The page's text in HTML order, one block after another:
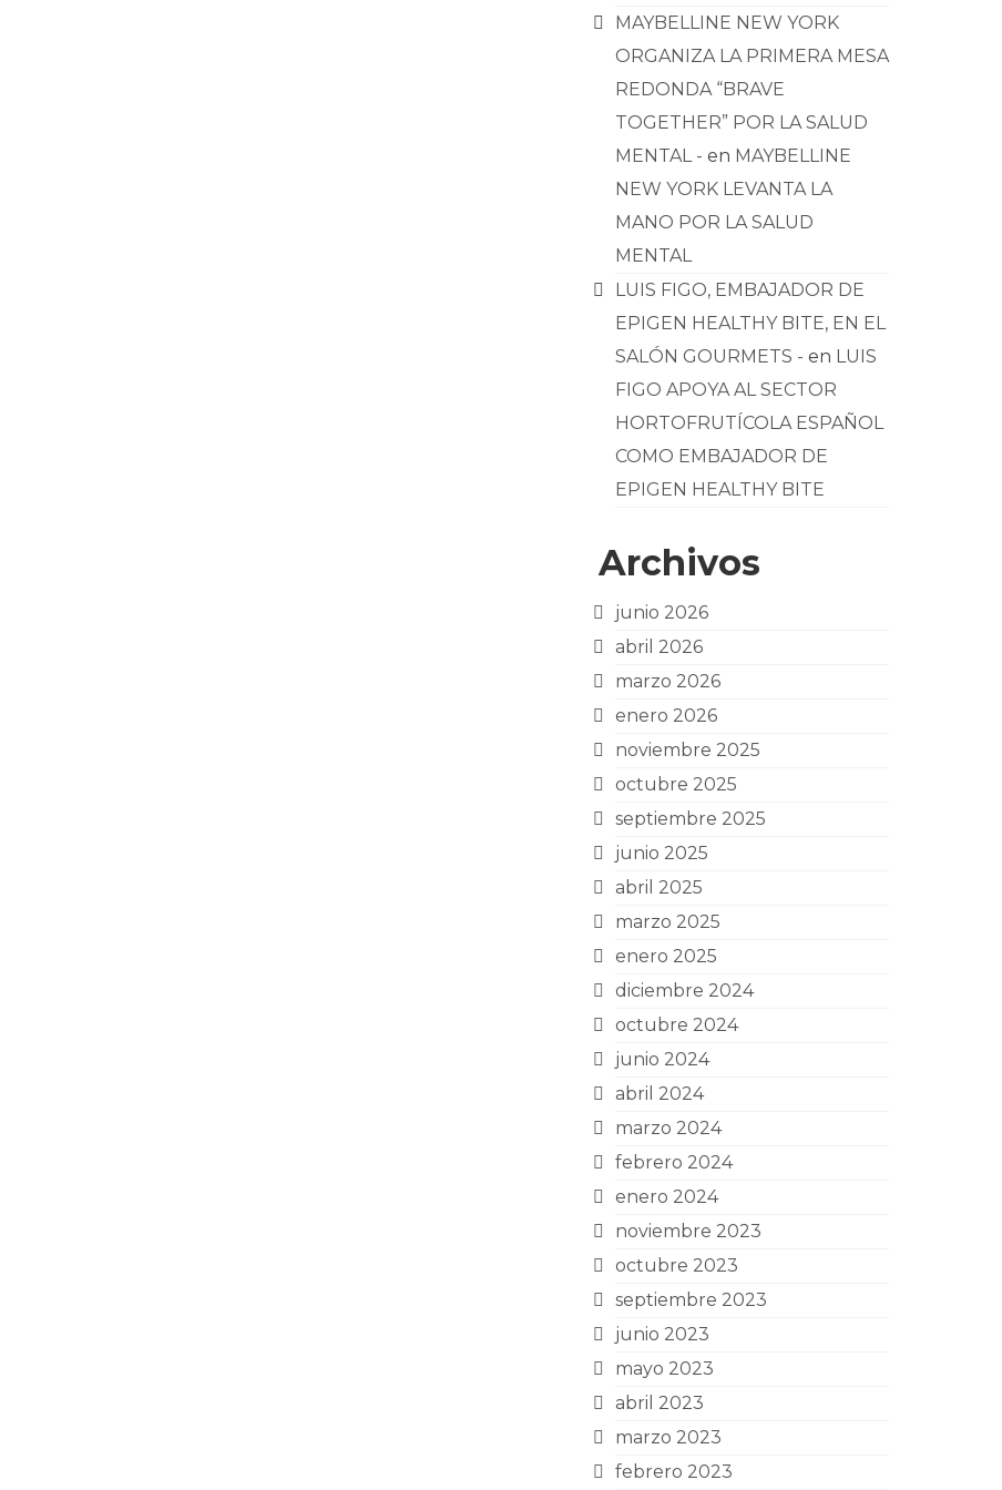
MAYBELLINE NEW YORK
ORGANIZA LA PRIMERA MESA
REDONDA “BRAVE
TOGETHER” POR LA SALUD
MENTAL - en MAYBELLINE
NEW YORK LEVANTA LA
MANO POR LA SALUD
MENTAL
LUIS FIGO, EMBAJADOR DE
EPIGEN HEALTHY BITE, EN EL
SALÓN GOURMETS - en LUIS
FIGO APOYA AL SECTOR
HORTOFRUTÍCOLA ESPAÑOL
COMO EMBAJADOR DE
EPIGEN HEALTHY BITE
Archivos
junio 2026
abril 2026
marzo 2026
enero 2026
noviembre 2025
octubre 2025
septiembre 2025
junio 2025
abril 2025
marzo 2025
enero 2025
diciembre 2024
octubre 2024
junio 2024
abril 2024
marzo 2024
febrero 2024
enero 2024
noviembre 2023
octubre 2023
septiembre 2023
junio 2023
mayo 2023
abril 2023
marzo 2023
febrero 2023